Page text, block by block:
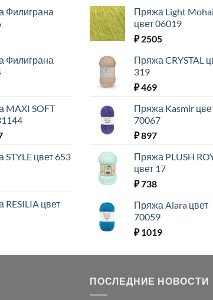
Филиграна
Филиграна
MAXI SOFT
STYLE цвет 653
RESILIA цвет
Пряжа Light
цвет 06019
₽2505
Пряжа CRYSTAL
319
₽469
Пряжа Kasmir
70067
₽897
Пряжа PLUSH
цвет 17
₽738
Пряжа Alara цвет
70059
₽1019
ПОСЛЕДНИЕ НОВОСТИ